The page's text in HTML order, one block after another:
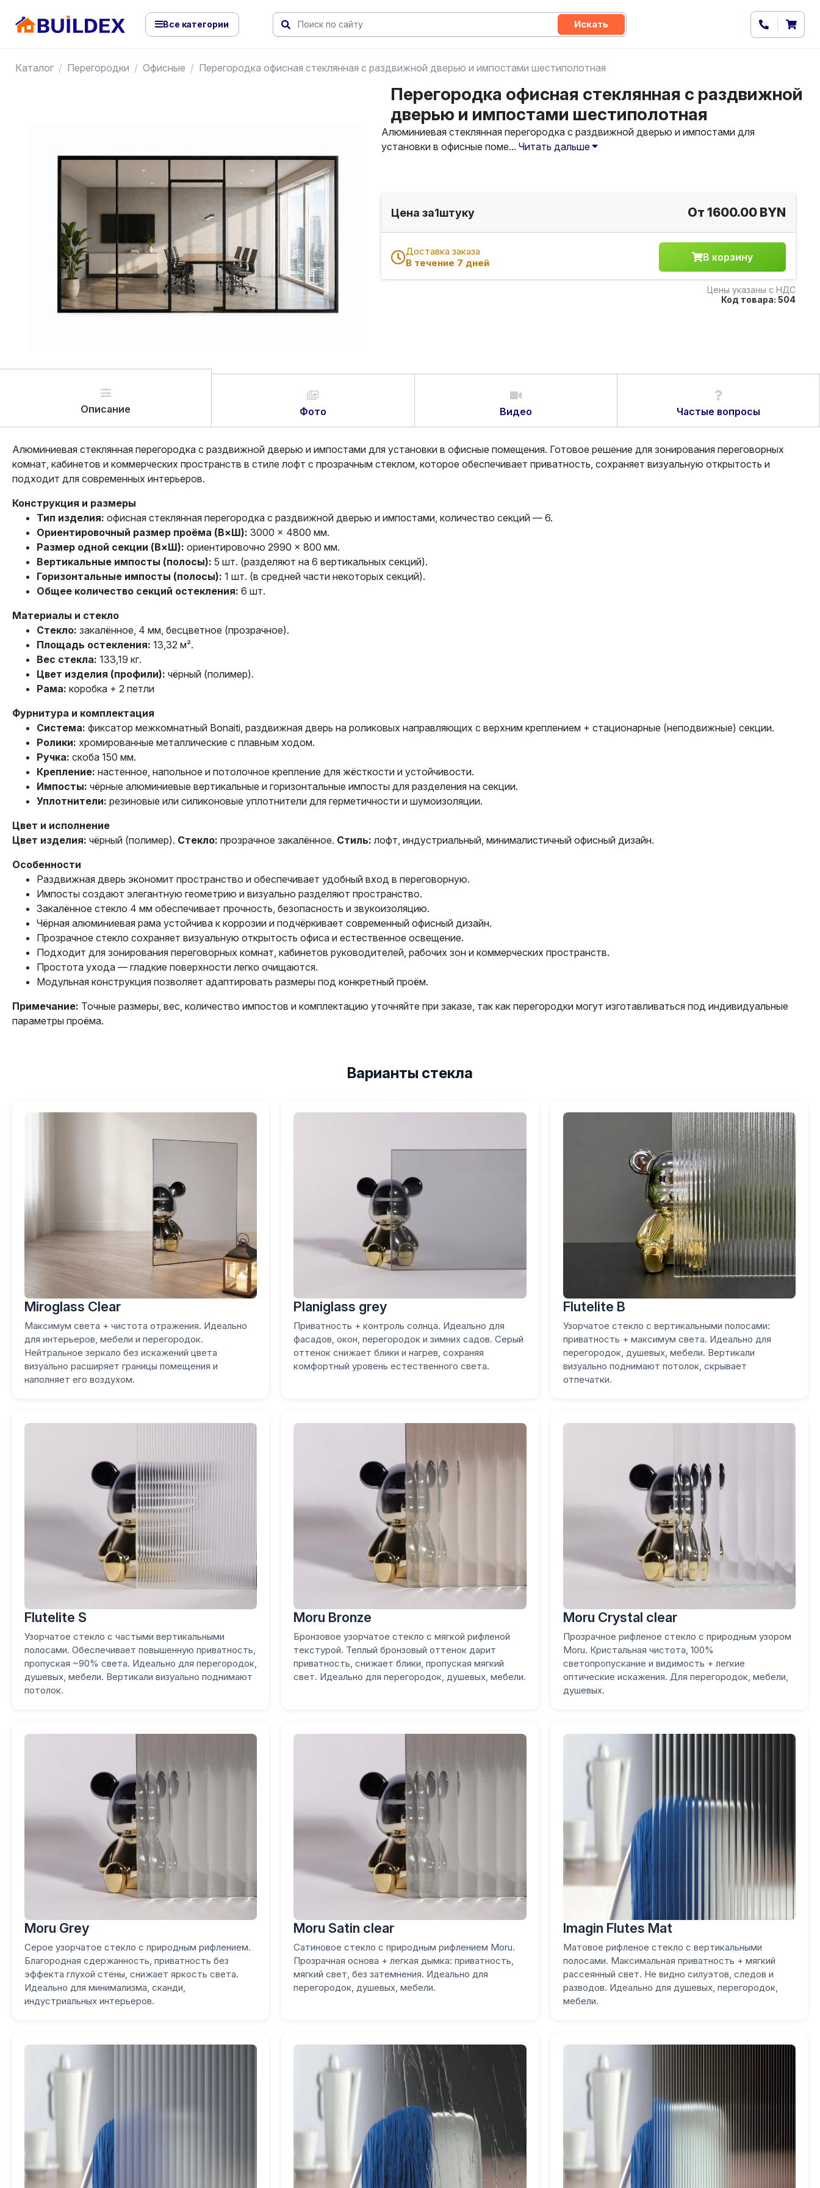
Все категории Искать
Каталог Перегородки Офисные Перегородка офисная стеклянная с раздвижной дверью и импостами шестиполотная
Перегородка офисная стеклянная с раздвижной
дверью и импостами шестиполотная
Алюминиевая стеклянная перегородка с раздвижной дверью и импостами для
установки в офисные поме... Читать дальше
Цена за1штуку От 1600.00 BYN
Доставка заказа
В течение 7 дней
В корзину
Цены указаны с НДС
Код товара: 504
Описание Фото Видео Частые вопросы
Алюминиевая стеклянная перегородка с раздвижной дверью и импостами для установки в офисные помещения. Готовое решение для зонирования переговорных
комнат, кабинетов и коммерческих пространств в стиле лофт с прозрачным стеклом, которое обеспечивает приватность, сохраняет визуальную открытость и
подходит для современных интерьеров.
Конструкция и размеры
Тип изделия: офисная стеклянная перегородка с раздвижной дверью и импостами, количество секций — 6.
Ориентировочный размер проёма (В×Ш): 3000 × 4800 мм.
Размер одной секции (В×Ш): ориентировочно 2990 × 800 мм.
Вертикальные импосты (полосы): 5 шт. (разделяют на 6 вертикальных секций).
Горизонтальные импосты (полосы): 1 шт. (в средней части некоторых секций).
Общее количество секций остекления: 6 шт.
Материалы и стекло
Стекло: закалённое, 4 мм, бесцветное (прозрачное).
Площадь остекления: 13,32 м².
Вес стекла: 133,19 кг.
Цвет изделия (профили): чёрный (полимер).
Рама: коробка + 2 петли
Фурнитура и комплектация
Система: фиксатор межкомнатный Bonaiti, раздвижная дверь на роликовых направляющих с верхним креплением + стационарные (неподвижные) секции.
Ролики: хромированные металлические с плавным ходом.
Ручка: скоба 150 мм.
Крепление: настенное, напольное и потолочное крепление для жёсткости и устойчивости.
Импосты: чёрные алюминиевые вертикальные и горизонтальные импосты для разделения на секции.
Уплотнители: резиновые или силиконовые уплотнители для герметичности и шумоизоляции.
Цвет и исполнение
Цвет изделия: чёрный (полимер). Стекло: прозрачное закалённое. Стиль: лофт, индустриальный, минималистичный офисный дизайн.
Особенности
Раздвижная дверь экономит пространство и обеспечивает удобный вход в переговорную.
Импосты создают элегантную геометрию и визуально разделяют пространство.
Закалённое стекло 4 мм обеспечивает прочность, безопасность и звукоизоляцию.
Чёрная алюминиевая рама устойчива к коррозии и подчёркивает современный офисный дизайн.
Прозрачное стекло сохраняет визуальную открытость офиса и естественное освещение.
Подходит для зонирования переговорных комнат, кабинетов руководителей, рабочих зон и коммерческих пространств.
Простота ухода — гладкие поверхности легко очищаются.
Модульная конструкция позволяет адаптировать размеры под конкретный проём.
Примечание: Точные размеры, вес, количество импостов и комплектацию уточняйте при заказе, так как перегородки могут изготавливаться под индивидуальные
параметры проёма.
Варианты стекла
Miroglass Clear
Максимум света + чистота отражения. Идеально
для интерьеров, мебели и перегородок.
Нейтральное зеркало без искажений цвета
визуально расширяет границы помещения и
наполняет его воздухом.
Planiglass grey
Приватность + контроль солнца. Идеально для
фасадов, окон, перегородок и зимних садов. Серый
оттенок снижает блики и нагрев, сохраняя
комфортный уровень естественного света.
Flutelite B
Узорчатое стекло с вертикальными полосами:
приватность + максимум света. Идеально для
перегородок, душевых, мебели. Вертикали
визуально поднимают потолок, скрывает
отпечатки.
Flutelite S
Узорчатое стекло с частыми вертикальными
полосами. Обеспечивает повышенную приватность,
пропуская ~90% света. Идеально для перегородок,
душевых, мебели. Вертикали визуально поднимают
потолок.
Moru Bronze
Бронзовое узорчатое стекло с мягкой рифленой
текстурой. Теплый бронзовый оттенок дарит
приватность, снижает блики, пропуская мягкий
свет. Идеально для перегородок, душевых, мебели.
Moru Crystal clear
Прозрачное рифленое стекло с природным узором
Moru. Кристальная чистота, 100%
светопропускание и видимость + легкие
оптические искажения. Для перегородок, мебели,
душевых.
Moru Grey
Серое узорчатое стекло с природным рифлением.
Благородная сдержанность, приватность без
эффекта глухой стены, снижает яркость света.
Идеально для минимализма, сканди,
индустриальных интерьеров.
Moru Satin clear
Сатиновое стекло с природным рифлением Moru.
Прозрачная основа + легкая дымка: приватность,
мягкий свет, без затемнения. Идеально для
перегородок, душевых, мебели.
Imagin Flutes Mat
Матовое рифленое стекло с вертикальными
полосами. Максимальная приватность + мягкий
рассеянный свет. Не видно силуэтов, следов и
разводов. Идеально для душевых, перегородок,
мебели.